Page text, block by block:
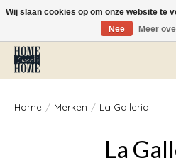
Vóór 14:00 besteld, dezelfde dag verzonden!
Home / Merken / La Galleria
La
Wij slaan cookies op om onze website te
Nee
Meer